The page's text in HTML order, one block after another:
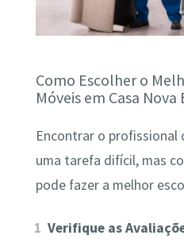
Como Escolher o
Móveis em Casa Nova
Encontrar o profissional
uma tarefa difícil, mas
pode fazer a melhor
Verifique as